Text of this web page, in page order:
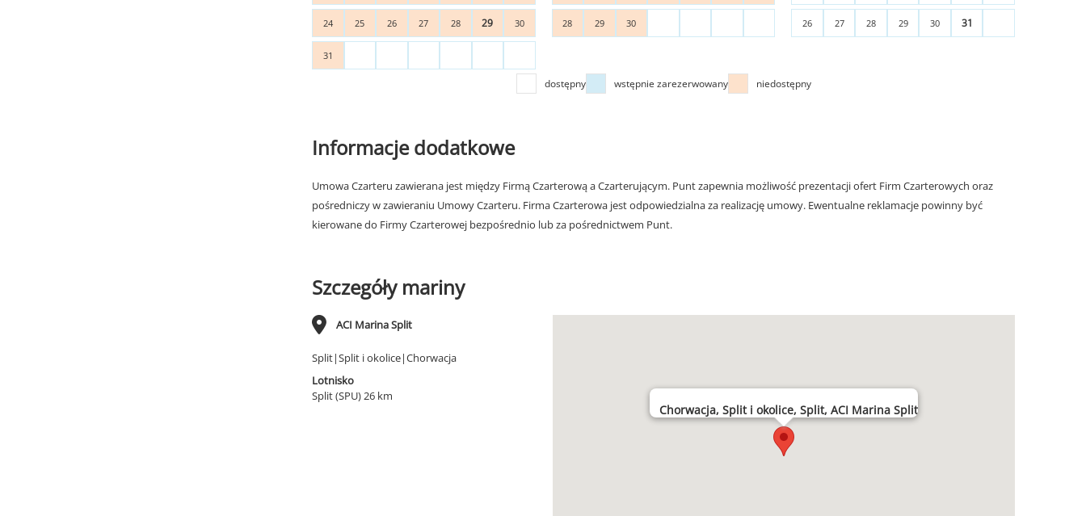
24 25 26 27 28 29 30
31
28 29 30 26 27 28 29 30 31
dostępny wstępnie zarezerwowany niedostępny
Informacje dodatkowe
Umowa Czarteru zawierana jest między Firmą Czarterową a Czarterującym. Punt zapewnia możliwość prezentacji ofert Firm Czarterowych oraz
pośredniczy w zawieraniu Umowy Czarteru. Firma Czarterowa jest odpowiedzialna za realizację umowy. Ewentualne reklamacje powinny być
kierowane do Firmy Czarterowej bezpośrednio lub za pośrednictwem Punt.
Szczegóły mariny
ACI Marina Split
Split|Split i okolice|Chorwacja
Lotnisko
Split (SPU) 26 km
Chorwacja, Split i okolice, Split, ACI Marina Split